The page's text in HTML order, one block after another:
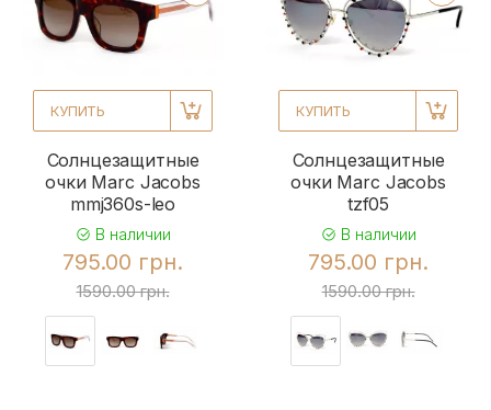
КУПИТЬ
Солнцезащитные
очки Marc Jacobs
mmj360s-leo
В наличии
795.00 грн.
1590.00 грн.
КУПИТЬ
Солнцезащитные
очки Marc Jacobs
tzf05
В наличии
795.00 грн.
1590.00 грн.